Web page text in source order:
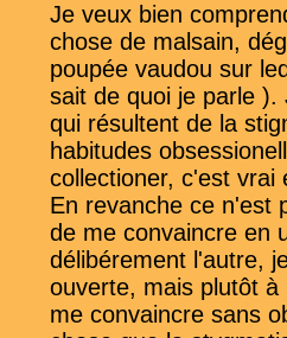
Je veux bien
chose de malsain,
poupée vaudou sur
sait de quoi je parle
qui résultent de la
habitudes
collectioner, c'est vrai
En revanche ce n'est
de me convaincre en
délibérement l'autre,
ouverte, mais plutôt
me convaincre sans